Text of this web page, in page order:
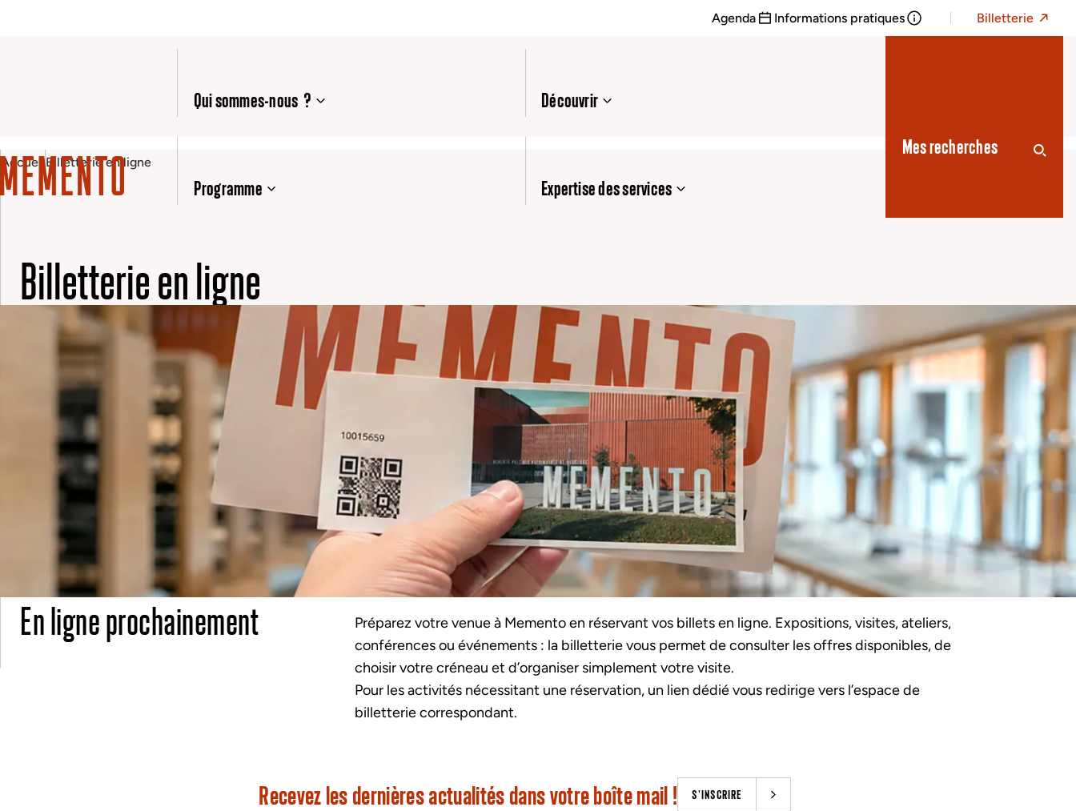
Agenda Informations pratiques Billetterie
Qui sommes-nous ? Découvrir
Programme Expertise des services
Mes recherches
AccueilBilletterie en ligne
Billetterie en ligne
En ligne prochainement
Préparez votre venue à Memento en réservant vos billets en ligne. Expositions, visites, ateliers,
conférences ou événements : la billetterie vous permet de consulter les offres disponibles, de
choisir votre créneau et d’organiser simplement votre visite.
Pour les activités nécessitant une réservation, un lien dédié vous redirige vers l’espace de
billetterie correspondant.
Recevez les dernières actualités dans votre boîte mail ! S'INSCRIRE